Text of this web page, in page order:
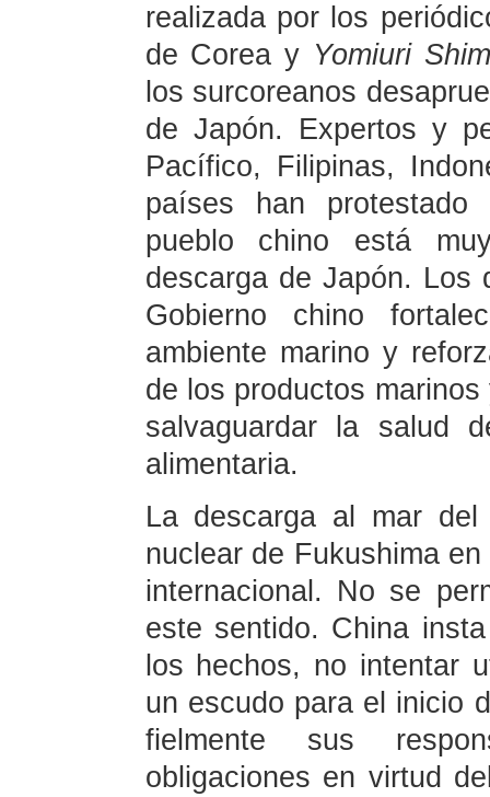
realizada por los
de Corea y Yomiuri
los surcoreanos
de Japón. Expertos y
Pacífico, Filipinas,
países han
pueblo chino está
descarga de Japón. Los
Gobierno chino
ambiente marino y
de los productos
salvaguardar la salud
alimentaria.
La descarga al mar del
nuclear de Fukushima
internacional. No se
este sentido. China
los hechos, no intentar
un escudo para el inicio
fielmente sus
obligaciones en virtud